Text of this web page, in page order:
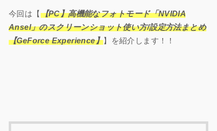
今回は【【PC】高機能なフォトモード「NVIDIA
Ansel」のスクリーンショット使い方/設定方法まとめ
【GeForce Experience】】を紹介します！！